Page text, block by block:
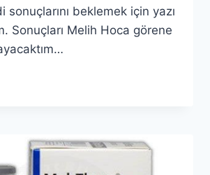
beklemek için yazı
Sonuçları Melih Hoca görene